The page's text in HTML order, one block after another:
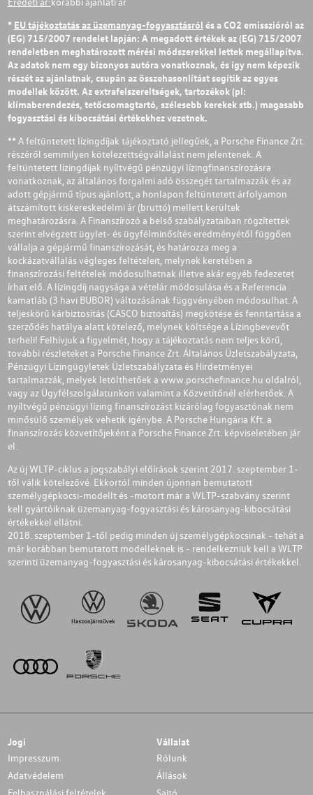
* EU tájékoztatás az üzemanyag-fogyasztásról és a CO2 emisszióról az
(EG) 715/2007 rendelet lapján: A megadott értékek az (EG) 715/2007
rendeletben meghatározott mérési módszerekkel lettek megállapítva.
Az adatok nem egy bizonyos autóra vonatkoznak, és így nem képezik
részét az ajánlatnak, csupán az összehasonlítást segítik az egyes
modellek között. Az extrafelszereltségek, tartozékok (pl:
klímaberendezés, tetőcsomagtartó, szélesebb kerekek stb.) magasabb
fogyasztási és kibocsátási értékekhez vezetnek.
** A feltüntetett lízingdíjak tájékoztató jellegűek, a Porsche Finance Zrt.
részéről semmilyen kötelezettségvállalást nem jelentenek. A
feltüntetett lízingdíjak nyíltvégű pénzügyi lízingfinanszírozásra
vonatkoznak, az általános forgalmi adó összegét tartalmazzák és az
adott gépjármű típus ajánlott, a honlapon feltüntetett árfolyamon
átszámított kiskereskedelmi ár (bruttó) mellett kerültek
meghatározásra. A Finanszírozó a belső szabályzataiban rögzítettek
szerint elvégzett ügylet- és ügyfélminősítés eredményétől függően
vállalja a gépjármű finanszírozását, és határozza meg a
kockázatvállalás végleges feltételeit, melynek keretében a
finanszírozási feltételek módosulhatnak illetve akár egyéb fedezetet
írhat elő. A lízingdíj nagysága a vételár módosulása és a Referencia
kamatláb (3 havi BUBOR) változásának függvényében módosulhat. A
teljeskörű kárbiztosítás (CASCO biztosítás) megkötése és fenntartása a
szerződés hatálya alatt kötelező, melynek költsége a Lízingbevevőt
terheli! Felhívjuk a figyelmét, hogy a tájékoztatás nem teljes körű,
további részleteket a Porsche Finance Zrt. Általános Üzletszabályzata,
Pénzügyi Lízingügyletek Üzletszabályzata és Hirdetményei
tartalmazzák, melyek letölthetőek a www.porschefinance.hu oldalról,
vagy az Ügyfélszolgálatunkon valamint a Közvetítőnél elérhetőek. A
nyíltvégű pénzügyi lízing finanszírozást kizárólag fogyasztónak nem
minősülő személyek vehetik igénybe. A Porsche Hungária Kft. a
finanszírozás közvetítőjeként a Porsche Finance Zrt. képviseletében jár
el.
Az új WLTP-ciklus a jogszabályi előírások szerint 2017. szeptember 1-
től válik kötelezővé. Ekkortól minden újonnan bemutatott
személygépkocsi-modellt és -motort már a WLTP-szabvány szerint
kell gyártóiknak üzemanyag-fogyasztási és károsanyag-kibocsátási
értékekkel ellátni.
2018. szeptember 1-től pedig minden új személygépkocsinak - tehát a
már korábban bemutatott modelleknek is - rendelkezniük kell a WLTP
szerinti üzemanyag-fogyasztási és károsanyag-kibocsátási értékekkel.
Jogi
Impresszum
Adatvédelem
Felhasználási feltételek
Vállalat
Rólunk
Állások
Sajtó